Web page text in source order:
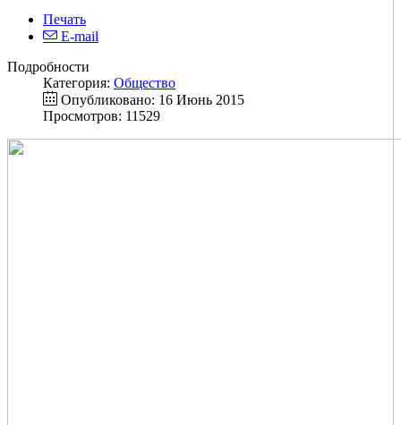
Печать
E-mail
Подробности
Категория: Общество
Опубликовано: 16 Июнь 2015
Просмотров: 11529